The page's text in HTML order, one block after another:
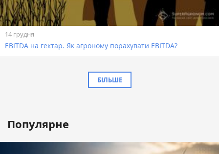
14 грудня
EBITDA на гектар. Як агроному порахувати EBITDA?
БІЛЬШЕ
Популярне